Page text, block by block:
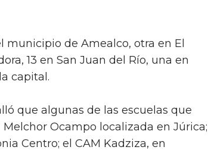
municipio de Amealco, otra en El
13 en San Juan del Río, una en
capital.
que algunas de las escuelas que
Ocampo localizada en Júrica;
Centro; el CAM Kadziza, en